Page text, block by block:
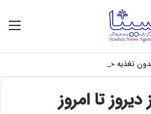
تغذیه خطرناک می‌شود
تا امروز